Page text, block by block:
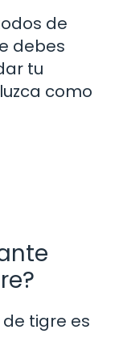
de
debes
tu
como
tigre es